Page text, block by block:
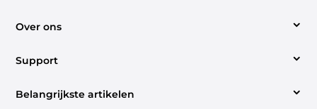
Belangrijkste artikelen
Support
Support center
Over ons
Over ons
Contact